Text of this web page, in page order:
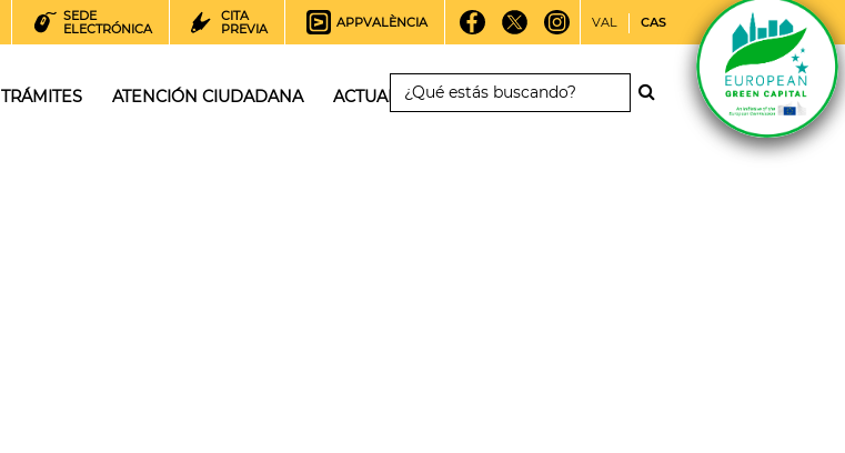
SEDE
ELECTRÓNICA
CITA
PREVIA
APPVALÈNCIA VAL CAS
TRÁMITES ATENCIÓN CIUDADANA ACTUALIDAD